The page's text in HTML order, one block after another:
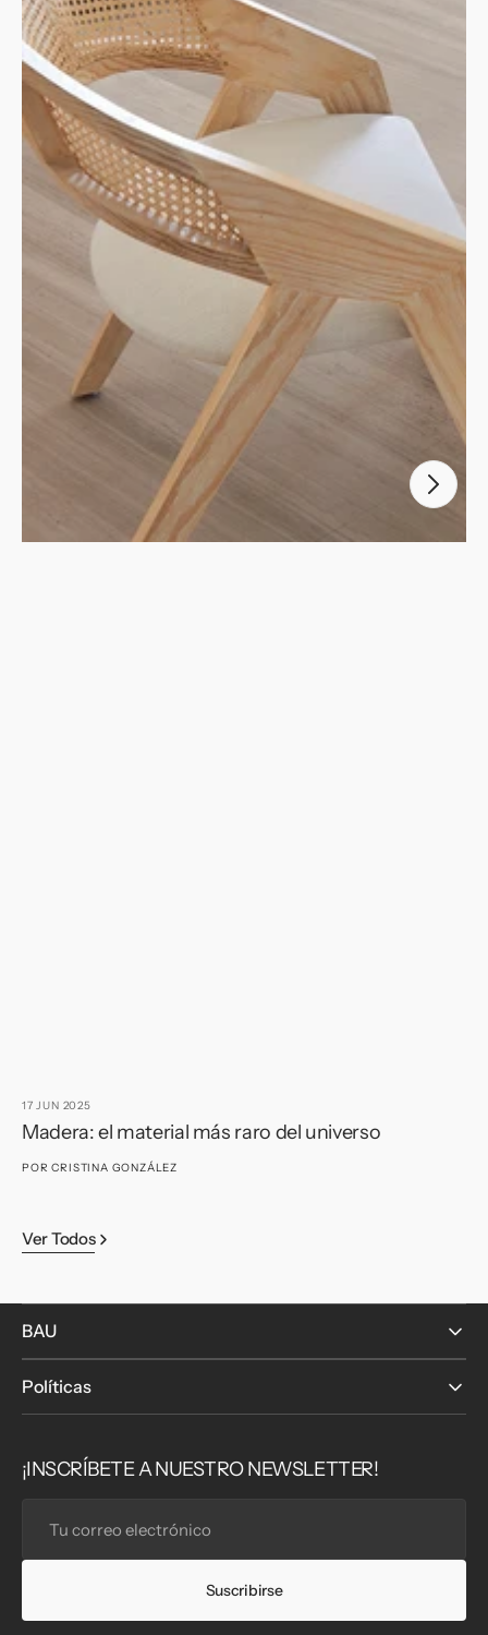
Ver Todos
17 JUN 2025
Madera: el material más raro del universo
POR CRISTINA GONZÁLEZ
BAU
Políticas
¡INSCRÍBETE A NUESTRO NEWSLETTER!
correo
electrónico
Suscribirse